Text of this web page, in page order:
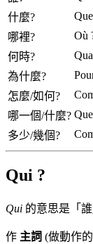
什麼?
哪裡?
Où
何時?
為什麼?
怎麼/如何?
哪一個/什麼?
多少/幾個?
Qui ?
Qui 的意思是「
作 主詞 (做動作